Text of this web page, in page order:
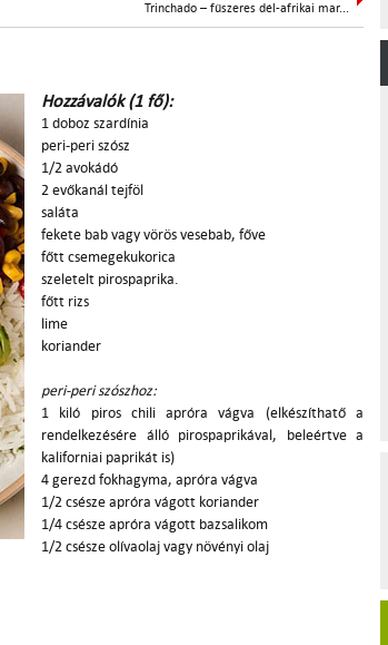
Trinchado – fűszeres dél-afrikai mar...
Hozzávalók (1 fő):
1 doboz szardínia
peri-peri szósz
1/2 avokádó
2 evőkanál tejföl
saláta
fekete bab vagy vörös vesebab, főve
főtt csemegekukorica
szeletelt pirospaprika.
főtt rizs
lime
koriander
peri-peri szószhoz:
1 kiló piros chili apróra vágva (elkészíthatő a
rendelkezésére álló pirospaprikával, beleértve a
kaliforniai paprikát is)
4 gerezd fokhagyma, apróra vágva
1/2 csésze apróra vágott koriander
1/4 csésze apróra vágott bazsalikom
1/2 csésze olívaolaj vagy növényi olaj